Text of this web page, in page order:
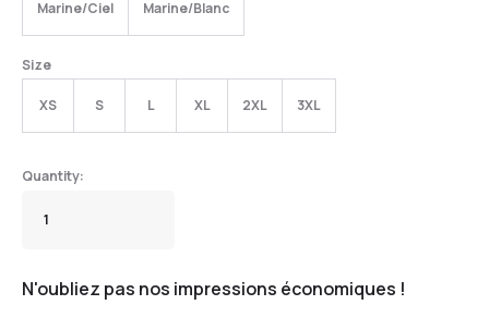
Marine/Ciel Marine/Blanc
Size
XS S L XL 2XL 3XL
N'oubliez pas nos impressions économiques !